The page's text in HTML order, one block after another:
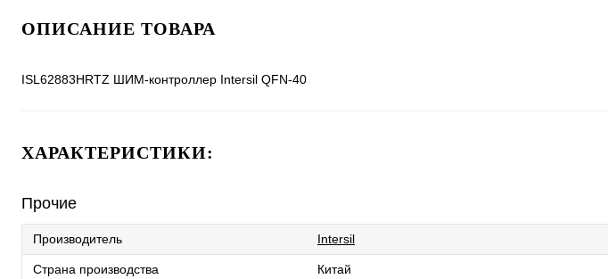
ОПИСАНИЕ ТОВАРА
ISL62883HRTZ ШИМ-контроллер Intersil QFN-40
ХАРАКТЕРИСТИКИ:
Прочие
Производитель Intersil
Страна производства Китай